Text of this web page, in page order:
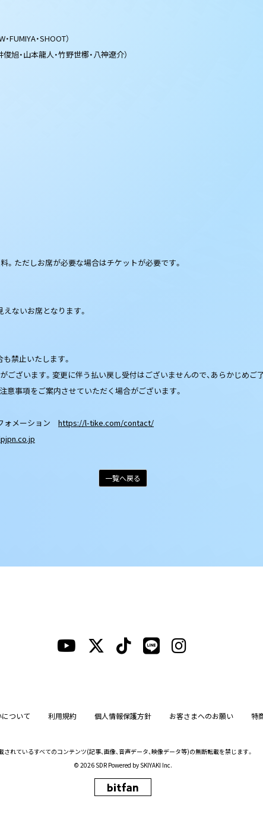
・FUMIYA・SHOOT）
旭・山本龍人・竹野世梛・八神遼介）
ただしお席が必要な場合はチケットが必要です。
ないお席となります。
禁止いたします。
ざいます。変更に伴う払い戻し受付はございませんので、あらかじめご
事項をご案内させていただく場合がございます。
ォメーション https://l-tike.com/contact/
一覧へ戻る
ついて 利用規約 個人情報保護方針 お客さまへのお願い 特
されているすべてのコンテンツ(記事、画像、音声データ、映像データ等)の無断転載を禁じます。
© 2026 SDR Powered by SKIYAKI Inc.